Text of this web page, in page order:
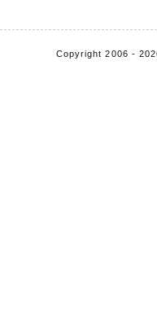
Copyright 2006 -